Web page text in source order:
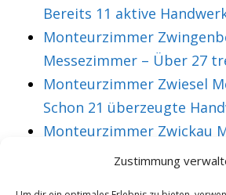
Zustimmung
Bereits 11 aktive
Monteurzimmer
Messezimmer – Über 27
Monteurzimmer Zwiesel
Schon 21 überzeugte
Monteurzimmer Zwickau
Über 36 treue